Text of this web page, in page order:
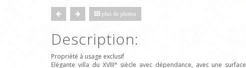
plus de photos
Description:
Propriété à usage exclusif
Elégante villa du XVIII° siècle avec dépendance, avec une